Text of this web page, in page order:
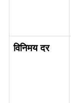
विनिमय दर